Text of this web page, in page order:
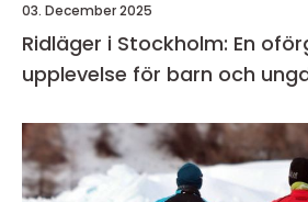
03. December 2025
Ridläger i Stockholm: En
upplevelse för barn och